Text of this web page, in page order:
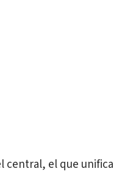
central, el que unifica